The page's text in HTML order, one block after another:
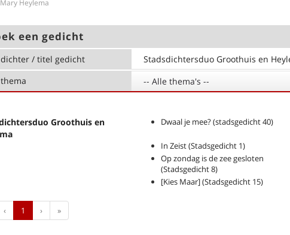
Heylema
een gedicht
/ titel gedicht
-- Alle thema's --
Groothuis en
Dwaal je mee? (stadsgedicht 40)
In Zeist (Stadsgedicht 1)
Op zondag is de zee gesloten
(Stadsgedicht 8)
[Kies Maar] (Stadsgedicht 15)
‹Previous
1 ›Next»Last